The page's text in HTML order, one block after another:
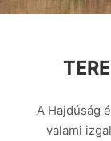
A Hajdúság
valami